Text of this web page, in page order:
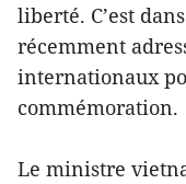
liberté. C’est
récemment
internationaux
commémoration.
Le ministre